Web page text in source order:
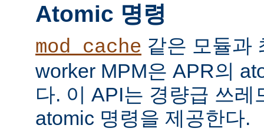
Atomic 명령
mod_cache 같은 모듈과
worker MPM은 APR의
다. 이 API는 경량급 쓰레
atomic 명령을 제공한다.